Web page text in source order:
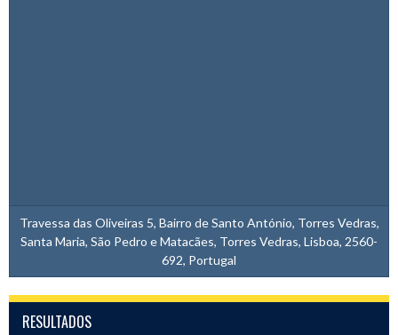
Travessa das Oliveiras 5, Bairro de Santo António, Torres Vedras,
Santa Maria, São Pedro e Matacães, Torres Vedras, Lisboa, 2560-
692, Portugal
RESULTADOS